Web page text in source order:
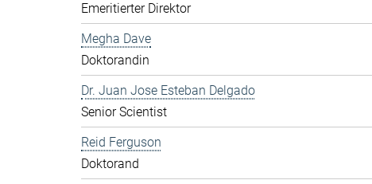
Emeritierter Direktor
Megha Dave
Doktorandin
Dr. Juan Jose Esteban Delgado
Senior Scientist
Reid Ferguson
Doktorand